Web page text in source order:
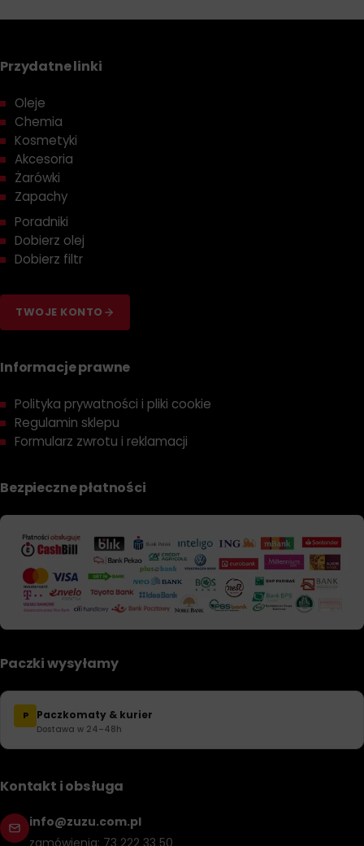
Przydatne linki
Oleje
Chemia
Kosmetyki
Akcesoria
Żarówki
Zapachy
Poradniki
Dobierz olej
Dobierz filtr
TWOJE KONTO
Informacje prawne
Polityka prywatności i pliki cookie
Regulamin sklepu
Formularz zwrotu i reklamacji
Bezpieczne płatności
Paczki wysyłamy
P Paczkomaty & kurier
Dostawa w 24–48h
Kontakt i obsługa
info@zuzu.com.pl
zamówienia: 73 222 33 50